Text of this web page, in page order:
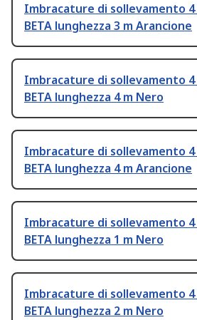
Imbracature di sollevamento 4
BETA lunghezza 3 m Arancione
Imbracature di sollevamento 4
BETA lunghezza 4 m Nero
Imbracature di sollevamento 4
BETA lunghezza 4 m Arancione
Imbracature di sollevamento 4
BETA lunghezza 1 m Nero
Imbracature di sollevamento 4
BETA lunghezza 2 m Nero